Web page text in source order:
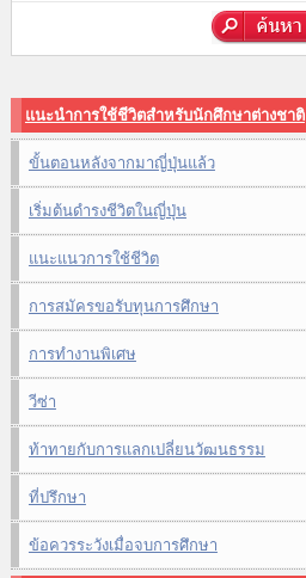
แนะนำการใช้ชีวิตสำหรับนักศึกษาต่างชาติ
ขั้นตอนหลังจากมาญี่ปุ่นแล้ว
เริ่มต้นดำรงชีวิตในญี่ปุ่น
แนะแนวการใช้ชีวิต
การสมัครขอรับทุนการศึกษา
การทำงานพิเศษ
วีซ่า
ท้าทายกับการแลกเปลี่ยนวัฒนธรรม
ที่ปรึกษา
ข้อควรระวังเมื่อจบการศึกษา